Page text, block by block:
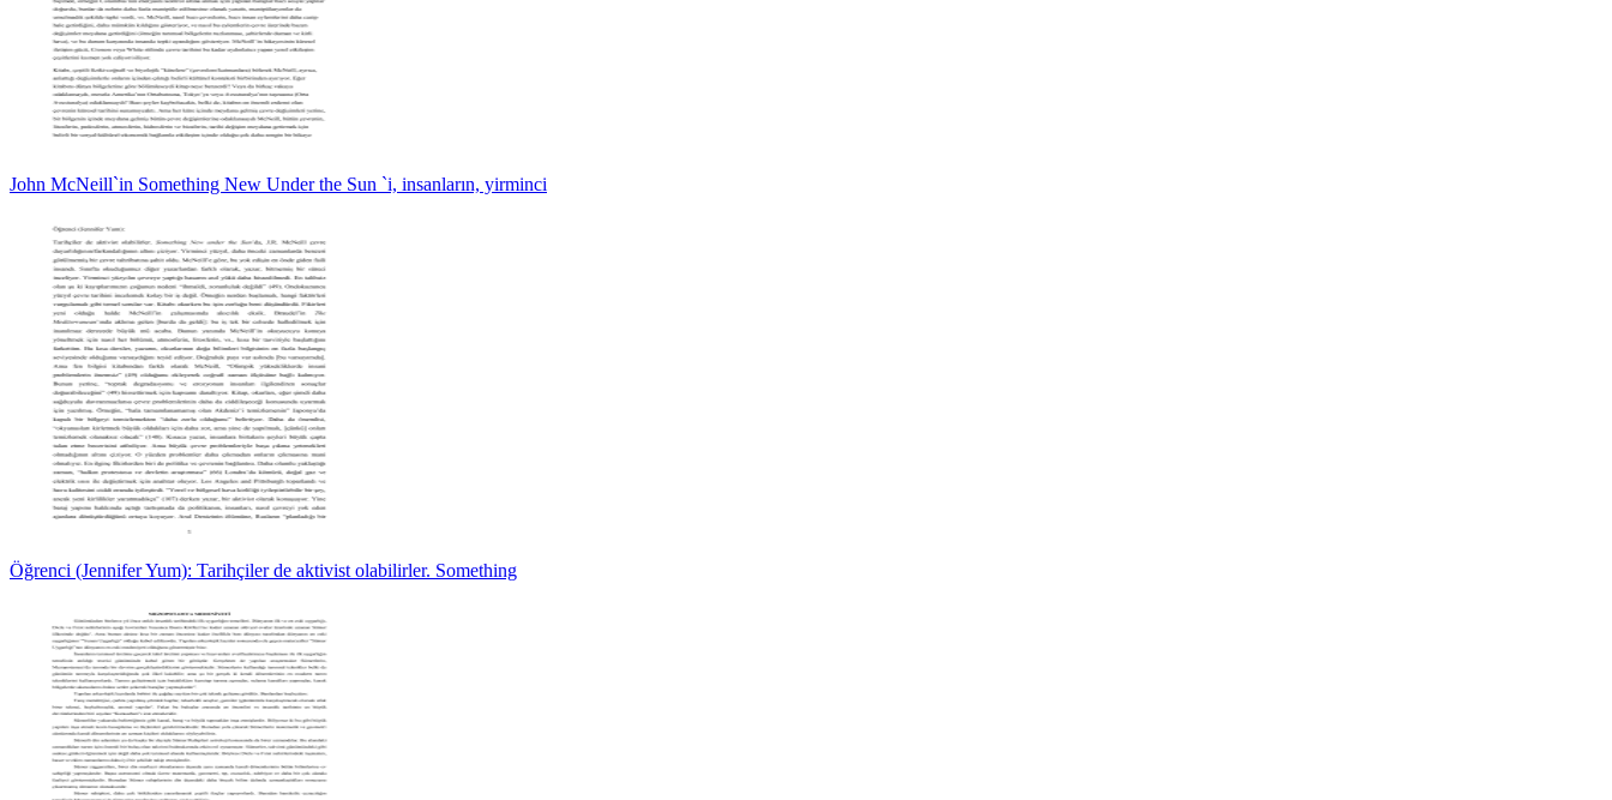
John McNeill`in Something New Under the Sun `i, insanların, yirminci
Öğrenci (Jennifer Yum): Tarihçiler de aktivist olabilirler. Something